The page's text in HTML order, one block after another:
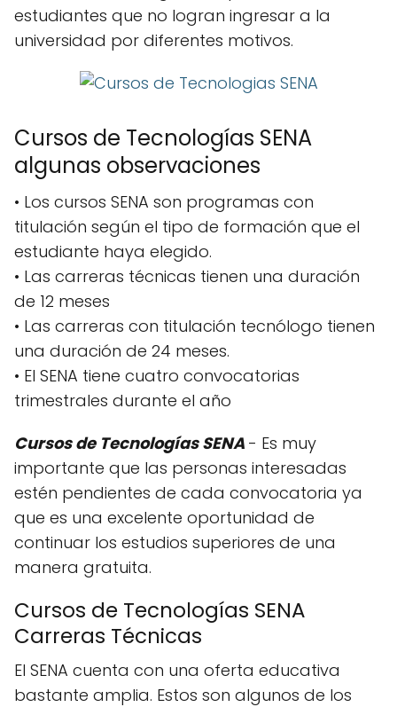
estudiantes que no logran ingresar a la
universidad por diferentes motivos.
Cursos de Tecnologías SENA
algunas observaciones
• Los cursos SENA son programas con
titulación según el tipo de formación que el
estudiante haya elegido.
• Las carreras técnicas tienen una duración
de 12 meses
• Las carreras con titulación tecnólogo tienen
una duración de 24 meses.
• El SENA tiene cuatro convocatorias
trimestrales durante el año
Cursos de Tecnologías SENA - Es muy
importante que las personas interesadas
estén pendientes de cada convocatoria ya
que es una excelente oportunidad de
continuar los estudios superiores de una
manera gratuita.
Cursos de Tecnologías SENA
Carreras Técnicas
El SENA cuenta con una oferta educativa
bastante amplia. Estos son algunos de los